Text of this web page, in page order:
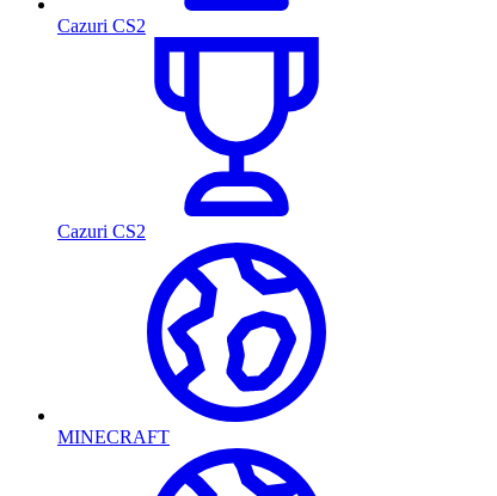
Cazuri CS2
Cazuri CS2
MINECRAFT